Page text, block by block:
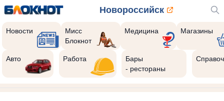
Новороссийск
Новости
Мисс
Блокнот
Медицина Магазины
Авто Работа
Бары
- рестораны